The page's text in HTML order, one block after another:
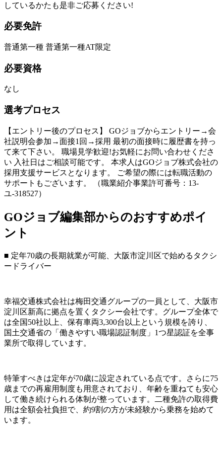
しているかたも是非ご応募ください!
必要免許
普通第一種 普通第一種AT限定
必要資格
なし
選考プロセス
【エントリー後のプロセス】 GOジョブからエントリー→会
社説明会参加→面接1回→採用 最初の面接時に履歴書を持っ
て来て下さい。 職場見学歓迎!お気軽にお問い合わせくださ
い 入社日はご相談可能です。 本求人はGOジョブ株式会社の
採用支援サービスとなります。 ご希望の際には転職活動の
サポートもございます。 （職業紹介事業許可番号：13-
ユ-318527）
GOジョブ編集部からのおすすめポイ
ント
■ 定年70歳の長期就業が可能、大阪市淀川区で始めるタクシ
ードライバー
幸福交通株式会社は梅田交通グループの一員として、大阪市
淀川区新高に拠点を置くタクシー会社です。グループ全体で
は全国50社以上、保有車両3,300台以上という規模を誇り、
国土交通省の「働きやすい職場認証制度」1つ星認証を全事
業所で取得しています。
特筆すべきは定年が70歳に設定されている点です。さらに75
歳までの再雇用制度も用意されており、年齢を重ねても安心
して働き続けられる体制が整っています。二種免許の取得費
用は全額会社負担で、約9割の方が未経験から乗務を始めて
います。